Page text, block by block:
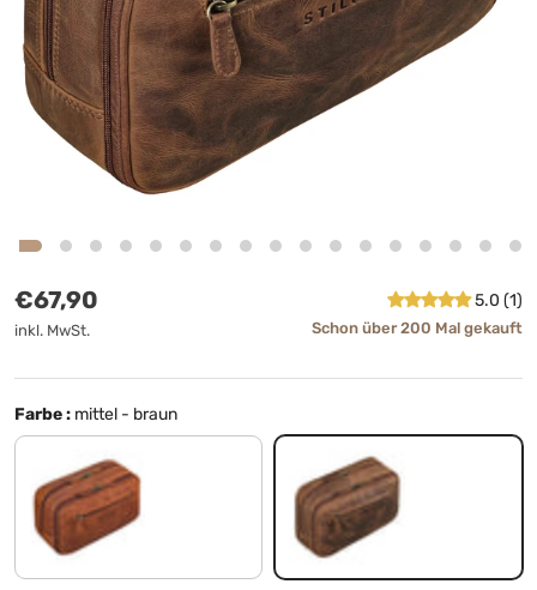
Normaler Preis
€67,90
inkl. MwSt.
5.0 (1)
Schon über 200 Mal gekauft
Farbe : mittel - braun
kara - cognac mittel - braun